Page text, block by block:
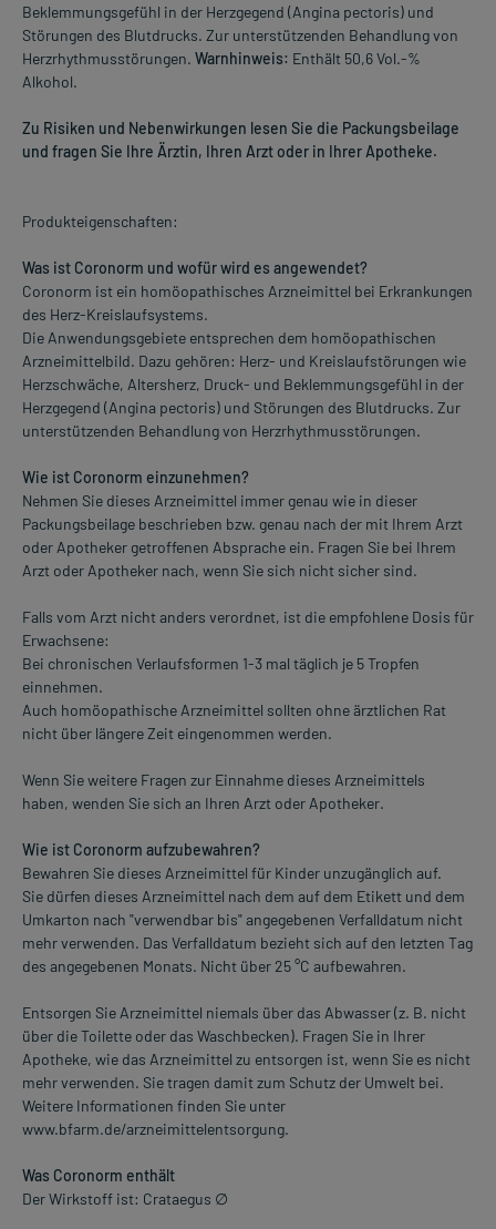
Beklemmungsgefühl in der Herzgegend (Angina pectoris) und
Störungen des Blutdrucks. Zur unterstützenden Behandlung von
Herzrhythmusstörungen. Warnhinweis: Enthält 50,6 Vol.-%
Alkohol.
Zu Risiken und Nebenwirkungen lesen Sie die Packungsbeilage
und fragen Sie Ihre Ärztin, Ihren Arzt oder in Ihrer Apotheke.
Produkteigenschaften:
Was ist Coronorm und wofür wird es angewendet?
Coronorm ist ein homöopathisches Arzneimittel bei Erkrankungen
des Herz-Kreislaufsystems.
Die Anwendungsgebiete entsprechen dem homöopathischen
Arzneimittelbild. Dazu gehören: Herz- und Kreislaufstörungen wie
Herzschwäche, Altersherz, Druck- und Beklemmungsgefühl in der
Herzgegend (Angina pectoris) und Störungen des Blutdrucks. Zur
unterstützenden Behandlung von Herzrhythmusstörungen.
Wie ist Coronorm einzunehmen?
Nehmen Sie dieses Arzneimittel immer genau wie in dieser
Packungsbeilage beschrieben bzw. genau nach der mit Ihrem Arzt
oder Apotheker getroffenen Absprache ein. Fragen Sie bei Ihrem
Arzt oder Apotheker nach, wenn Sie sich nicht sicher sind.
Falls vom Arzt nicht anders verordnet, ist die empfohlene Dosis für
Erwachsene:
Bei chronischen Verlaufsformen 1-3 mal täglich je 5 Tropfen
einnehmen.
Auch homöopathische Arzneimittel sollten ohne ärztlichen Rat
nicht über längere Zeit eingenommen werden.
Wenn Sie weitere Fragen zur Einnahme dieses Arzneimittels
haben, wenden Sie sich an Ihren Arzt oder Apotheker.
Wie ist Coronorm aufzubewahren?
Bewahren Sie dieses Arzneimittel für Kinder unzugänglich auf.
Sie dürfen dieses Arzneimittel nach dem auf dem Etikett und dem
Umkarton nach "verwendbar bis" angegebenen Verfalldatum nicht
mehr verwenden. Das Verfalldatum bezieht sich auf den letzten Tag
des angegebenen Monats. Nicht über 25 °C aufbewahren.
Entsorgen Sie Arzneimittel niemals über das Abwasser (z. B. nicht
über die Toilette oder das Waschbecken). Fragen Sie in Ihrer
Apotheke, wie das Arzneimittel zu entsorgen ist, wenn Sie es nicht
mehr verwenden. Sie tragen damit zum Schutz der Umwelt bei.
Weitere Informationen finden Sie unter
www.bfarm.de/arzneimittelentsorgung.
Was Coronorm enthält
Der Wirkstoff ist: Crataegus ∅